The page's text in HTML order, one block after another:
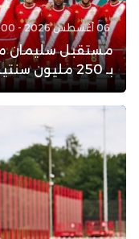
06 أغسطس 2026 - 14:00
مستقبل سليمان
بـ 250 مليون سنتيم من سيمبا التنزاني